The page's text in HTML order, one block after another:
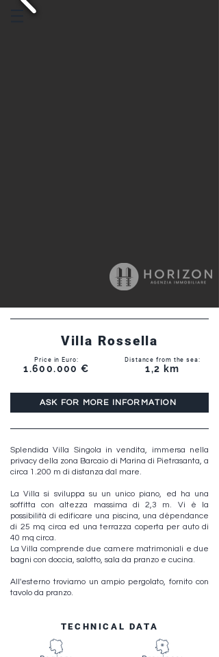
Villa Rossella
Price in Euro:
1.600.000 €
Distance from the sea:
1,2 km
ASK FOR MORE INFORMATION
Splendida Villa Singola in vendita, immersa nella
privacy della zona Barcaio di Marina di Pietrasanta, a
circa 1.200 m di distanza dal mare.
La Villa si sviluppa su un unico piano, ed ha una
soffitta con altezza massima di 2,3 m. Vi è la
possibilità di edificare una piscina, una dépendance
di 25 mq circa ed una terrazza coperta per auto di
40 mq circa.
La Villa comprende due camere matrimoniali e due
bagni con doccia, salotto, sala da pranzo e cucina.
All'esterno troviamo un ampio pergolato, fornito con
tavolo da pranzo.
TECHNICAL DATA